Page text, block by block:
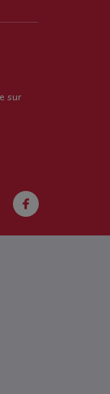
sur